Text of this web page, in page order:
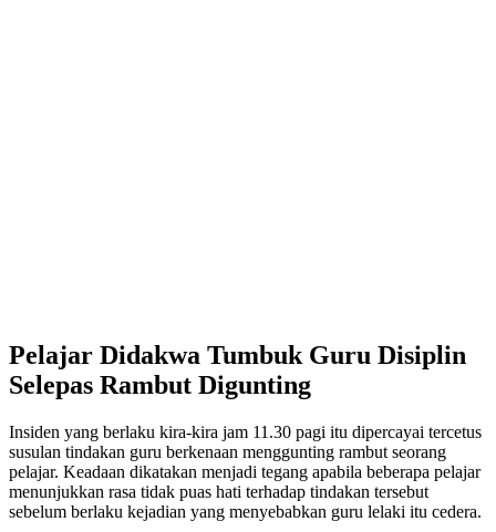
Pelajar Didakwa Tumbuk Guru Disiplin
Selepas Rambut Digunting
Insiden yang berlaku kira-kira jam 11.30 pagi itu dipercayai tercetus
susulan tindakan guru berkenaan menggunting rambut seorang
pelajar. Keadaan dikatakan menjadi tegang apabila beberapa pelajar
menunjukkan rasa tidak puas hati terhadap tindakan tersebut
sebelum berlaku kejadian yang menyebabkan guru lelaki itu cedera.